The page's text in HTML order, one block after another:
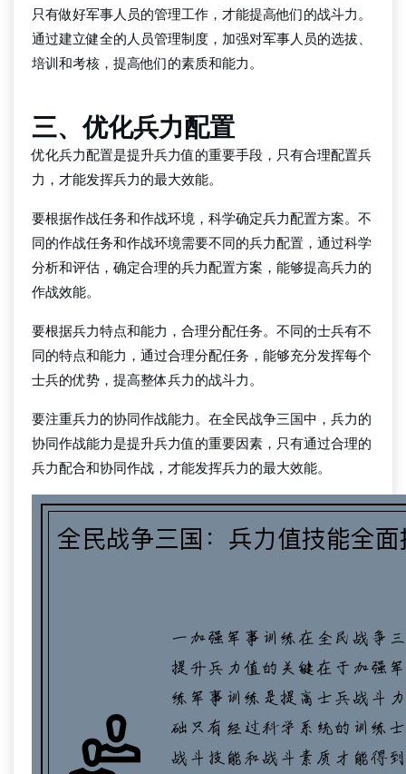
只有做好军事人员的管理工作，才能提高他们的战斗力。
通过建立健全的人员管理制度，加强对军事人员的选拔、
培训和考核，提高他们的素质和能力。
三、优化兵力配置
优化兵力配置是提升兵力值的重要手段，只有合理配置兵
力，才能发挥兵力的最大效能。
要根据作战任务和作战环境，科学确定兵力配置方案。不
同的作战任务和作战环境需要不同的兵力配置，通过科学
分析和评估，确定合理的兵力配置方案，能够提高兵力的
作战效能。
要根据兵力特点和能力，合理分配任务。不同的士兵有不
同的特点和能力，通过合理分配任务，能够充分发挥每个
士兵的优势，提高整体兵力的战斗力。
要注重兵力的协同作战能力。在全民战争三国中，兵力的
协同作战能力是提升兵力值的重要因素，只有通过合理的
兵力配合和协同作战，才能发挥兵力的最大效能。